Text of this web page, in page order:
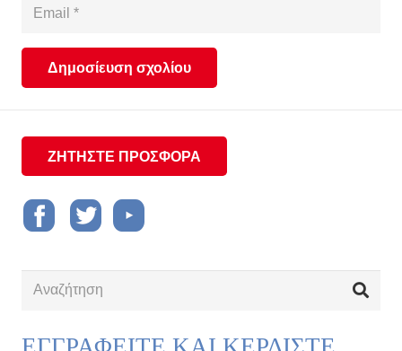
Δημοσίευση σχολίου
ΖΗΤΗΣΤΕ ΠΡΟΣΦΟΡΑ